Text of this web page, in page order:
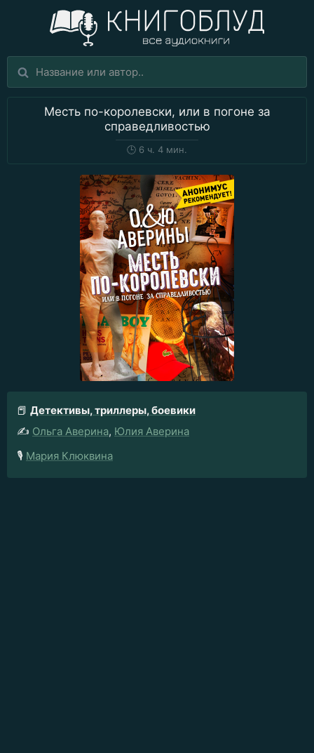
Месть по-королевски, или в погоне за
справедливостью
🕒 6 ч. 4 мин.
📕 Детективы, триллеры, боевики
✍️ Ольга Аверина, Юлия Аверина
🎙️ Мария Клюквина